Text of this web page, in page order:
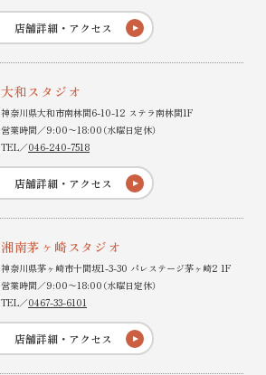
店舗詳細・アクセス
大和スタジオ
神奈川県大和市南林間6-10-12 ステラ南林間1F
営業時間／9:00〜18:00（水曜日定休）
TEL／046-240-7518
店舗詳細・アクセス
湘南茅ヶ崎スタジオ
神奈川県茅ヶ崎市十間坂1-3-30 パレステージ茅ヶ崎2 1F
営業時間／9:00〜18:00（水曜日定休）
TEL／0467-33-6101
店舗詳細・アクセス